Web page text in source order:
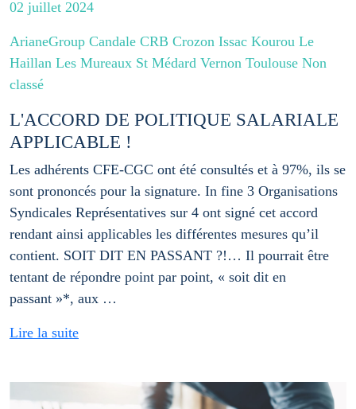
02 juillet 2024
ArianeGroup Candale CRB Crozon Issac Kourou Le
Haillan Les Mureaux St Médard Vernon Toulouse Non
classé
L'ACCORD DE POLITIQUE SALARIALE
APPLICABLE !
Les adhérents CFE-CGC ont été consultés et à 97%, ils se
sont prononcés pour la signature. In fine 3 Organisations
Syndicales Représentatives sur 4 ont signé cet accord
rendant ainsi applicables les différentes mesures qu’il
contient. SOIT DIT EN PASSANT ?!… Il pourrait être
tentant de répondre point par point, « soit dit en
passant »*, aux …
Lire la suite